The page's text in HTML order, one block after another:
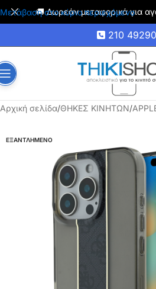
Μετάβαση στο κύριο περιεχόμενο
🚚 Δωρεάν μεταφορικά για
210
Αρχική σελίδα/ΘΗΚΕΣ ΚΙΝΗΤΩΝ/
ΕΞΑΝΤΛΗΜΕΝΟ